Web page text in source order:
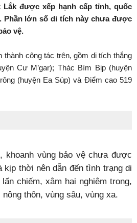
được xếp hạnh cấp tỉnh, quốc
Phần lớn số di tích này chưa được
vệ.
thành công tác trên, gồm di tích thắng
Cư M’gar); Thác Bìm Bịp (huyện
(huyện Ea Súp) và Điểm cao 519
khoanh vùng bảo vệ chưa được
kịp thời nên dẫn đến tình trạng di
chiếm, xâm hại nghiêm trọng,
thôn, vùng sâu, vùng xa.